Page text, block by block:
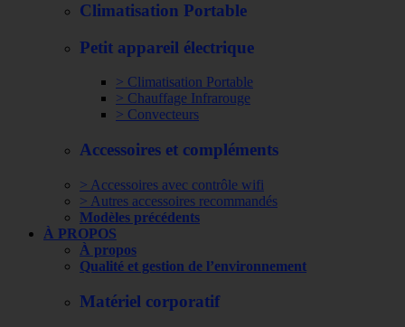
Climatisation Portable
Petit appareil électrique
> Climatisation Portable
> Chauffage Infrarouge
> Convecteurs
Accessoires et compléments
> Accessoires avec contrôle wifi
> Autres accessoires recommandés
Modèles précédents
À PROPOS
À propos
Qualité et gestion de l’environnement
Matériel corporatif